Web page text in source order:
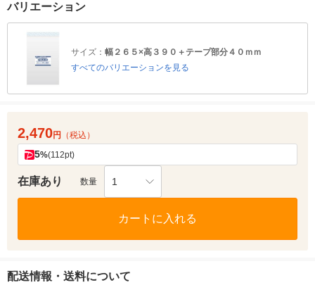
バリエーション
サイズ： 幅２６５×高３９０＋テープ部分４０ｍｍ
すべてのバリエーションを見る
2,470円 （税込）
5%(112pt)
在庫あり 数量 1
カートに入れる
配送情報・送料について